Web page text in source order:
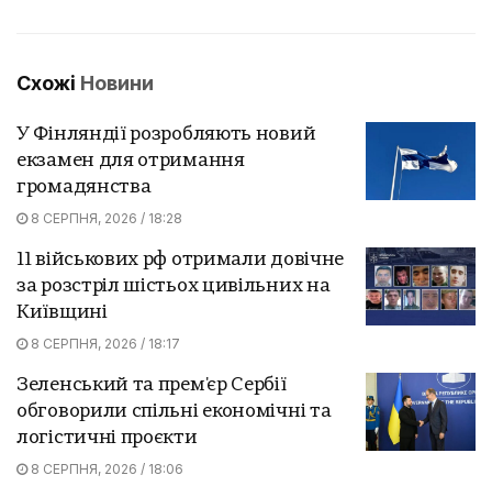
Схожі Новини
У Фінляндії розробляють новий
екзамен для отримання
громадянства
8 СЕРПНЯ, 2026 / 18:28
11 військових рф отримали довічне
за розстріл шістьох цивільних на
Київщині
8 СЕРПНЯ, 2026 / 18:17
Зеленський та прем'єр Сербії
обговорили спільні економічні та
логістичні проєкти
8 СЕРПНЯ, 2026 / 18:06